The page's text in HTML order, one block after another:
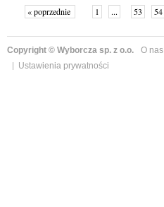
« poprzednie 1 ... 53 54
Copyright © Wyborcza sp. z o.o. O nas
Ustawienia prywatności